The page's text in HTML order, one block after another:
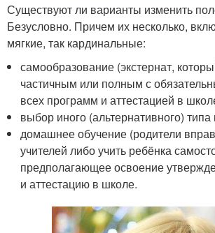
Существуют ли варианты изменить
Безусловно. Причем их несколько,
мягкие, так кардинальные:
самообразование (экстернат,
частичным или полным с
всех программ и аттестацией в
выбор иного (альтернативного)
домашнее обучение (родители
учителей либо учить ребёнка
предполагающее освоение
и аттестацию в школе.